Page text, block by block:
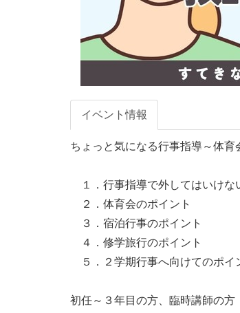
イベント情報
ちょっと気になる行事指導～体
１．行事指導で外してはいけな
２．体育会のポイント
３．宿泊行事のポイント
４．修学旅行のポイント
５．２学期行事へ向けてのポイ
初任～３年目の方、臨時講師の方